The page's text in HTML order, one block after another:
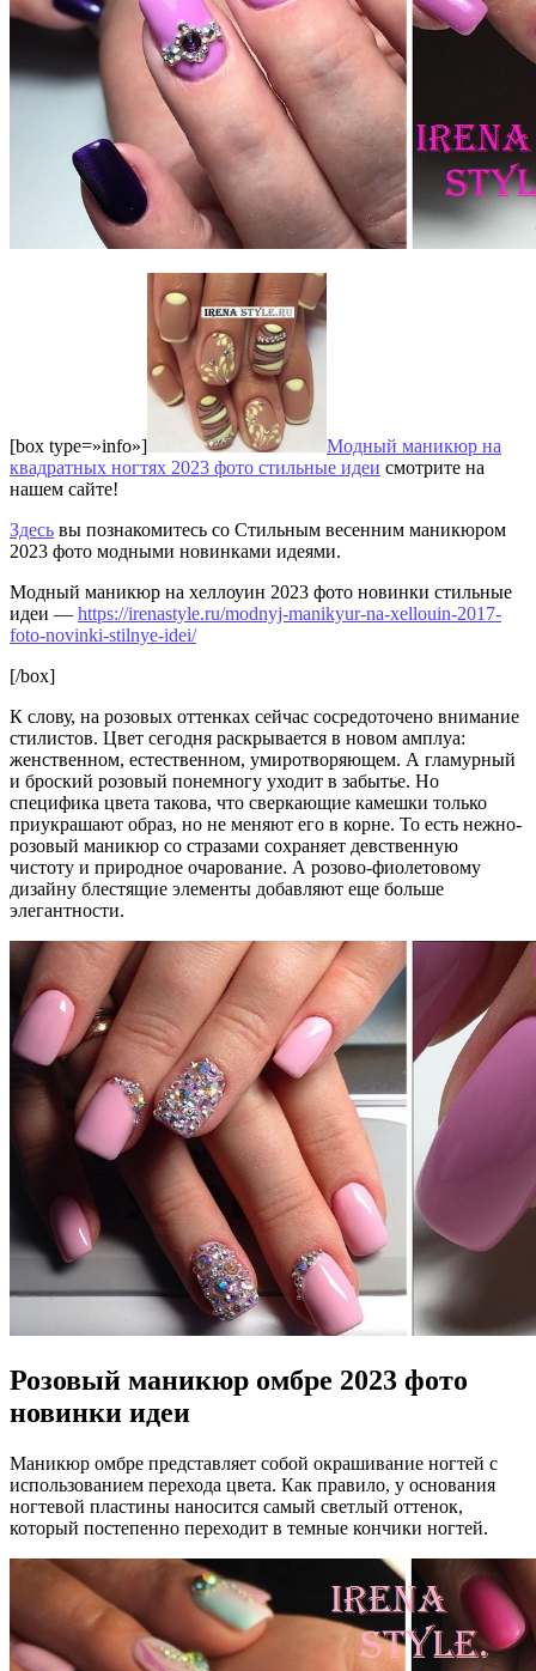
[box type=»info»]
Модный маникюр на
квадратных ногтях 2023 фото стильные идеи смотрите на
нашем сайте!
Здесь вы познакомитесь со Стильным весенним маникюром
2023 фото модными новинками идеями.
Модный маникюр на хеллоуин 2023 фото новинки стильные
идеи — https://irenastyle.ru/modnyj-manikyur-na-xellouin-2017-
foto-novinki-stilnye-idei/
[/box]
К слову, на розовых оттенках сейчас сосредоточено внимание
стилистов. Цвет сегодня раскрывается в новом амплуа:
женственном, естественном, умиротворяющем. А гламурный
и броский розовый понемногу уходит в забытье. Но
специфика цвета такова, что сверкающие камешки только
приукрашают образ, но не меняют его в корне. То есть нежно-
розовый маникюр со стразами сохраняет девственную
чистоту и природное очарование. А розово-фиолетовому
дизайну блестящие элементы добавляют еще больше
элегантности.
Розовый маникюр омбре 2023 фото
новинки идеи
Маникюр омбре представляет собой окрашивание ногтей с
использованием перехода цвета. Как правило, у основания
ногтевой пластины наносится самый светлый оттенок,
который постепенно переходит в темные кончики ногтей.